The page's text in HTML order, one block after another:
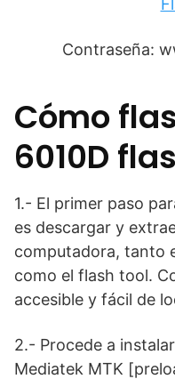
Contraseña:
Cómo
6010D
1.- El primer paso
es descargar y
computadora, tanto
como el flash tool.
accesible y fácil de
2.- Procede a
Mediatek MTK